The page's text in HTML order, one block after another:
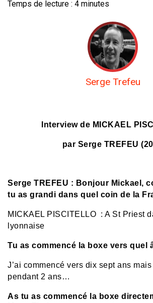
Temps de lecture : 4 minutes
Serge Trefeu
Interview de MICKAEL
par Serge TREFEU
Serge TREFEU : Bonjour Mickael,
tu as grandi dans quel coin de la
MICKAEL PISCITELLO : A St Priest
lyonnaise
Tu as commencé la boxe vers quel
J’ai commencé vers dix sept ans mais
pendant 2 ans…
As tu as commencé la boxe